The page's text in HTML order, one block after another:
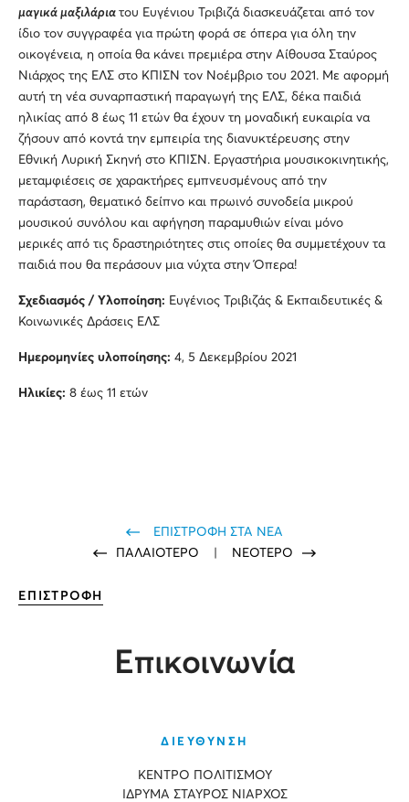
μαγικά μαξιλάρια του Ευγένιου Τριβιζά διασκευάζεται από τον
ίδιο τον συγγραφέα για πρώτη φορά σε όπερα για όλη την
οικογένεια, η οποία θα κάνει πρεμιέρα στην Αίθουσα Σταύρος
Νιάρχος της ΕΛΣ στο ΚΠΙΣΝ τον Νοέμβριο του 2021. Με αφορμή
αυτή τη νέα συναρπαστική παραγωγή της ΕΛΣ, δέκα παιδιά
ηλικίας από 8 έως 11 ετών θα έχουν τη μοναδική ευκαιρία να
ζήσουν από κοντά την εμπειρία της διανυκτέρευσης στην
Εθνική Λυρική Σκηνή στο ΚΠΙΣΝ. Εργαστήρια μουσικοκινητικής,
μεταμφιέσεις σε χαρακτήρες εμπνευσμένους από την
παράσταση, θεματικό δείπνο και πρωινό συνοδεία μικρού
μουσικού συνόλου και αφήγηση παραμυθιών είναι μόνο
μερικές από τις δραστηριότητες στις οποίες θα συμμετέχουν τα
παιδιά που θα περάσουν μια νύχτα στην Όπερα!
Σχεδιασμός / Υλοποίηση: Ευγένιος Τριβιζάς & Εκπαιδευτικές &
Κοινωνικές Δράσεις ΕΛΣ
Ημερομηνίες υλοποίησης: 4, 5 Δεκεμβρίου 2021
Ηλικίες: 8 έως 11 ετών
ΕΠΙΣΤΡΟΦΗ ΣΤΑ ΝΕΑ
ΠΑΛΑΙΟΤΕΡΟ
ΝΕΟΤΕΡΟ
ΕΠΙΣΤΡΟΦΗ
Επικοινωνία
ΔΙΕΥΘΥΝΣΗ
ΚΕΝΤΡΟ ΠΟΛΙΤΙΣΜΟΥ
ΙΔΡΥΜΑ ΣΤΑΥΡΟΣ ΝΙΑΡΧΟΣ